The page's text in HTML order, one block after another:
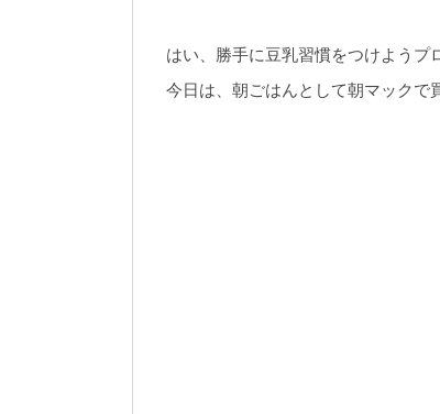
はい、勝手に豆乳習慣をつけようプ
今日は、朝ごはんとして朝マックで